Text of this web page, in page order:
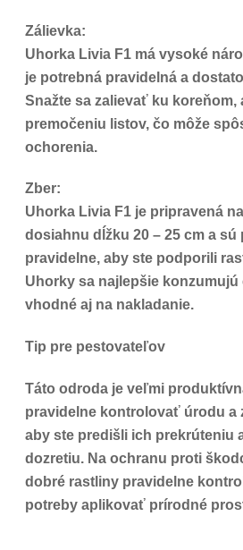
Zálievka:
Uhorka Livia F1 má vysoké
je potrebná pravidelná a
Snažte sa zalievať ku koreňom,
premočeniu listov, čo môže
ochorenia.
Zber:
Uhorka Livia F1 je pripravená
dosiahnu dĺžku 20 – 25 cm a sú
pravidelne, aby ste podporili
Uhorky sa najlepšie konzumujú
vhodné aj na nakladanie.
Tip pre pestovateľov
Táto odroda je veľmi
pravidelne kontrolovať úrodu a
aby ste predišli ich prekrúteniu
dozretiu. Na ochranu proti
dobré rastliny pravidelne
potreby aplikovať prírodné